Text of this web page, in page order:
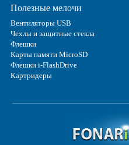
Полезные мелочи
Вентиляторы USB
Чехлы и защитные стекла
Флешки
Карты памяти MicroSD
Флешки i-FlashDrive
Картридеры